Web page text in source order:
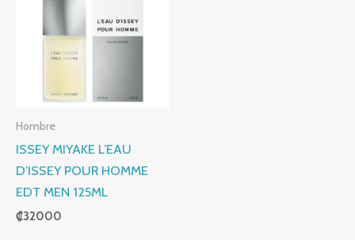
Hombre
ISSEY MIYAKE L’EAU
D’ISSEY POUR HOMME
EDT MEN 125ML
₡32000